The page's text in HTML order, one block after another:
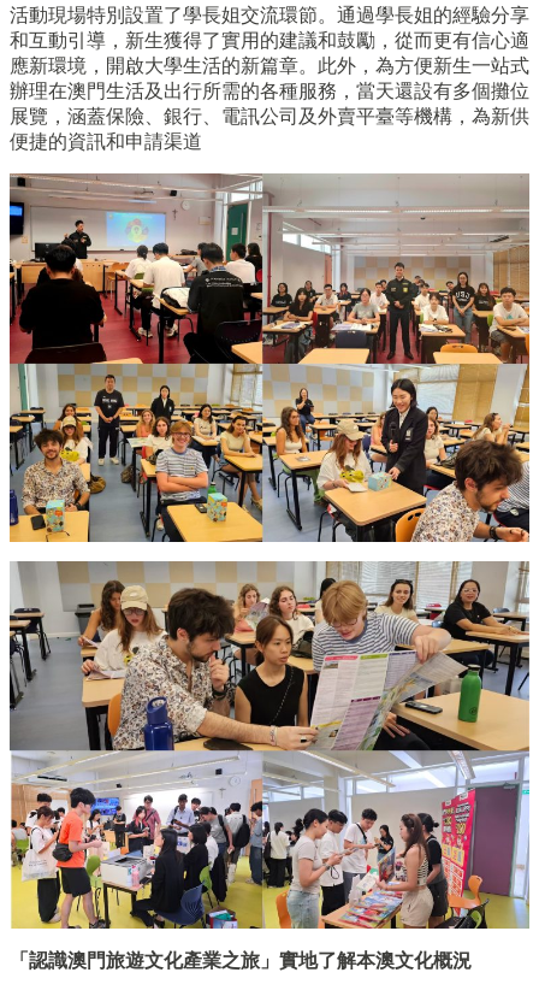
活動現場特別設置了學長姐交流環節。通過學長姐的經驗分享
和互動引導，新生獲得了實用的建議和鼓勵，從而更有信心適
應新環境，開啟大學生活的新篇章。此外，為方便新生一站式
辦理在澳門生活及出行所需的各種服務，當天還設有多個攤位
展覽，涵蓋保險、銀行、電訊公司及外賣平臺等機構，為新供
便捷的資訊和申請渠道
「認識澳門旅遊文化產業之旅」實地了解本澳文化概況